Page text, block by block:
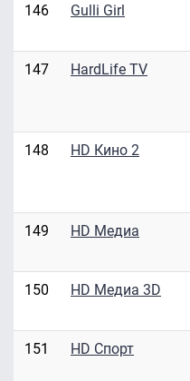
146 Gulli Girl
147 HardLife TV
148 HD Кино 2
149 HD Медиа
150 HD Медиа 3D
151 HD Спорт